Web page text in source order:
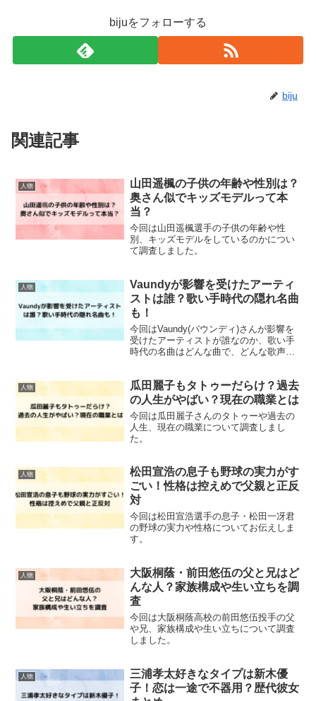
bijuをフォローする
biju
関連記事
人物
山田遥楓の子供の年齢や性別は？
奥さん似でキッズモデルって本
当？
今回は山田遥楓選手の子供の年齢や性
別、キッズモデルをしているのかについ
て調査しました。
人物
Vaundyが影響を受けたアーティ
ストは誰？歌い手時代の隠れ名曲
も！
今回はVaundy(バウンディ)さんが影響を
受けたアーティストが誰なのか、歌い手
時代の名曲はどんな曲で、どんな歌声だ
人物
瓜田麗子もタトゥーだらけ？過去
の人生がやばい？現在の職業とは
今回は瓜田麗子さんのタトゥーや過去の
人生、現在の職業について調査しまし
た。
人物
松田宣浩の息子も野球の実力がす
ごい！性格は控えめで父親と正反
対
今回は松田宣浩選手の息子・松田一冴君
の野球の実力や性格についてお伝えしま
す。
人物
大阪桐蔭・前田悠伍の父と兄はど
んな人？家族構成や生い立ちを調
査
今回は大阪桐蔭高校の前田悠伍投手の父
や兄、家族構成や生い立ちについて調査
しました。
人物
三浦孝太好きなタイプは新木優
子！恋は一途で不器用？歴代彼女